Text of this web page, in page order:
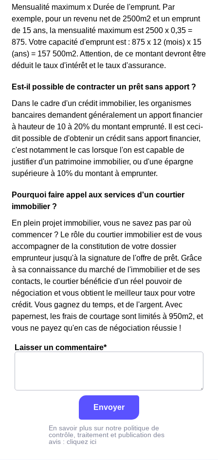
Mensualité maximum x Durée de l'emprunt. Par
exemple, pour un revenu net de 2500m2 et un emprunt
de 15 ans, la mensualité maximum est 2500 x 0,35 =
875. Votre capacité d'emprunt est : 875 x 12 (mois) x 15
(ans) = 157 500m2. Attention, de ce montant devront être
déduit le taux d'intérêt et le taux d'assurance.
Est-il possible de contracter un prêt sans apport ?
Dans le cadre d'un crédit immobilier, les organismes
bancaires demandent généralement un apport financier
à hauteur de 10 à 20% du montant emprunté. Il est ceci-
dit possible de d'obtenir un crédit sans apport financier,
c'est notamment le cas lorsque l'on est capable de
justifier d'un patrimoine immobilier, ou d'une épargne
supérieure à 10% du montant à emprunter.
Pourquoi faire appel aux services d'un courtier
immobilier ?
En plein projet immobilier, vous ne savez pas par où
commencer ? Le rôle du courtier immobilier est de vous
accompagner de la constitution de votre dossier
emprunteur jusqu'à la signature de l'offre de prêt. Grâce
à sa connaissance du marché de l'immobilier et de ses
contacts, le courtier bénéficie d'un réel pouvoir de
négociation et vous obtient le meilleur taux pour votre
crédit. Vous gagnez du temps, et de l'argent. Avec
papernest, les frais de courtage sont limités à 950m2, et
vous ne payez qu'en cas de négociation réussie !
Laisser un commentaire*
Envoyer
En savoir plus sur notre politique de
contrôle, traitement et publication des
avis : cliquez ici